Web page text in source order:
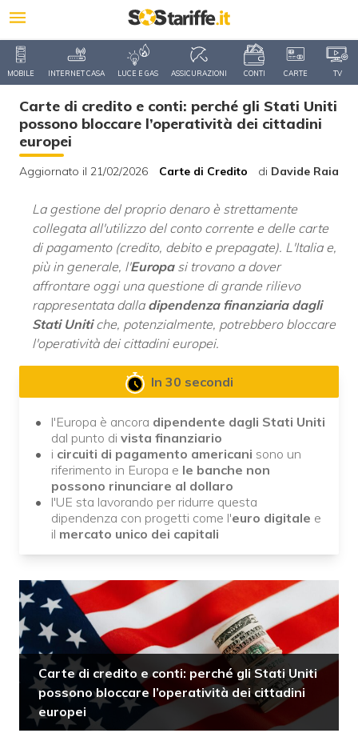
MOBILE INTERNET CASA LUCE E GAS ASSICURAZIONI CONTI CARTE TV
Carte di credito e conti: perché gli Stati Uniti
possono bloccare l’operatività dei cittadini
europei
Aggiornato il 21/02/2026 Carte di Credito di Davide Raia
La gestione del proprio denaro è strettamente
collegata all'utilizzo del conto corrente e delle carte
di pagamento (credito, debito e prepagate). L'Italia e,
più in generale, l'Europasi trovano a dover
affrontare oggi una questione di grande rilievo
rappresentata dalladipendenza finanziaria dagli
Stati Unitiche, potenzialmente, potrebbero bloccare
l'operatività dei cittadini europei.
In 30 secondi
l'Europa è ancora dipendente dagli Stati Uniti
dal punto di vista finanziario
i circuiti di pagamento americani sono un
riferimento in Europa e le banche non
possono rinunciare al dollaro
l'UE sta lavorando per ridurre questa
dipendenza con progetti come l'euro digitale e
il mercato unico dei capitali
Carte di credito e conti: perché gli Stati Uniti
possono bloccare l’operatività dei cittadini
europei